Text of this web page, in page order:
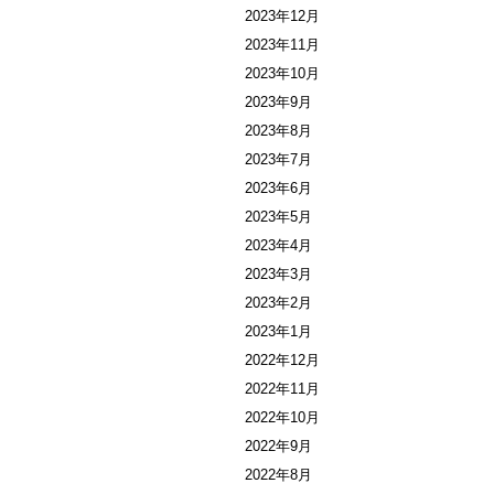
2023年12月
2023年11月
2023年10月
2023年9月
2023年8月
2023年7月
2023年6月
2023年5月
2023年4月
2023年3月
2023年2月
2023年1月
2022年12月
2022年11月
2022年10月
2022年9月
2022年8月